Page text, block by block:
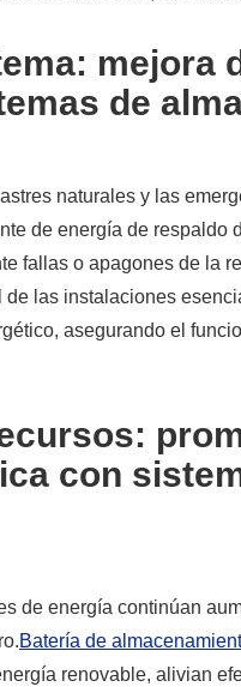
mejora
de
naturales y las
de energía de
fallas o apagones de la
las instalaciones
asegurando el
con
de energía continúan
Batería de
renovable, alivian